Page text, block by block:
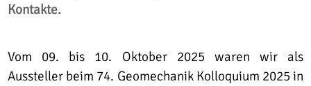
Kontakte.
Vom 09. bis 10. Oktober 2025 waren wir als
Aussteller beim 74. Geomechanik Kolloquium 2025 in